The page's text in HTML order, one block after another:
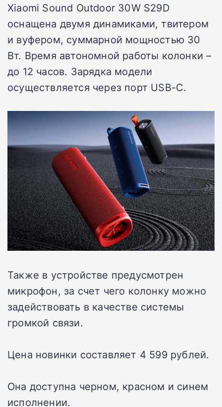
Xiaomi Sound Outdoor 30W S29D
оснащена двумя динамиками, твитером
и вуфером, суммарной мощностью 30
Вт. Время автономной работы колонки –
до 12 часов. Зарядка модели
осуществляется через порт USB-C.
Также в устройстве предусмотрен
микрофон, за счет чего колонку можно
задействовать в качестве системы
громкой связи.
Цена новинки составляет 4 599 рублей.
Она доступна черном, красном и синем
исполнении.